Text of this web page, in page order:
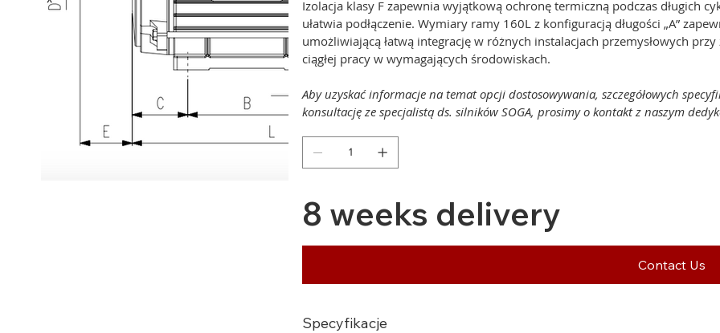
Izolacja klasy F zapewnia wyjątkową ochronę termiczną podczas długich
ułatwia podłączenie. Wymiary ramy 160L z konfiguracją długości „A”
umożliwiającą łatwą integrację w różnych instalacjach przemysłowych
ciągłej pracy w wymagających środowiskach.
Aby uzyskać informacje na temat opcji dostosowywania, szczegółowych
konsultację ze specjalistą ds. silników SOGA, prosimy o kontakt z naszym
8 weeks delivery
Contact Us
Specyfikacje